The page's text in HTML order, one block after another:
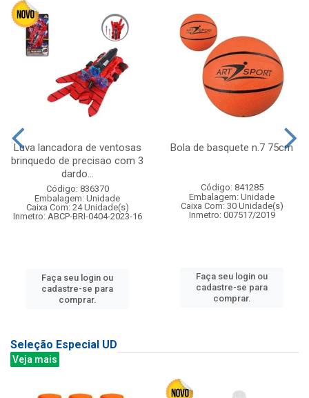
Luva lancadora de ventosas
brinquedo de precisao com 3
dardo...
Código: 836370
Embalagem: Unidade
Caixa Com: 24 Unidade(s)
Inmetro: ABCP-BRI-0404-2023-16
Faça seu login ou
cadastre-se para
comprar.
Bola de basquete n.7 75cm
Código: 841285
Embalagem: Unidade
Caixa Com: 30 Unidade(s)
Inmetro: 007517/2019
Faça seu login ou
cadastre-se para
comprar.
Seleção Especial UD
Veja mais